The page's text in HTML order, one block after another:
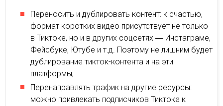
Переносить и дублировать контент: к счастью,
формат коротких видео присутствует не только
в Тиктоке, но и в других соцсетях ― Инстаграме,
Фейсбуке, Ютубе и т.д. Поэтому не лишним будет
дублирование тикток-контента и на эти
платформы;
Перенаправлять трафик на другие ресурсы:
можно привлекать подписчиков Тиктока к